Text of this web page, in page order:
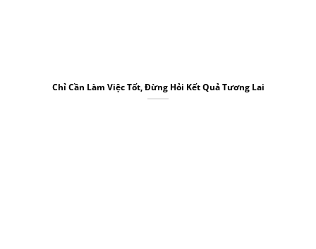
Chỉ Cần Làm Việc Tốt, Đừng Hỏi Kết Quả Tương Lai